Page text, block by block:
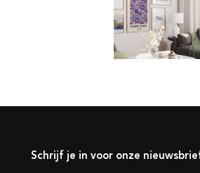
Schrijf je in voor onze